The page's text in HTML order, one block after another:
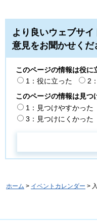
より良いウェブサ
意見をお聞かせくだ
このページの情報は役に
1：役に立った
2
このページの情報は見つ
1：見つけやすかった
3：見つけにくかった
ホーム > イベントカレンダー >